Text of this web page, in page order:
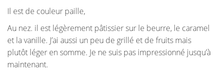
Il est de couleur paille,
Au nez. il est légèrement pâtissier sur le beurre, le caramel
et la vanille. J’ai aussi un peu de grillé et de fruits mais
plutôt léger en somme. Je ne suis pas impressionné jusqu’à
maintenant.